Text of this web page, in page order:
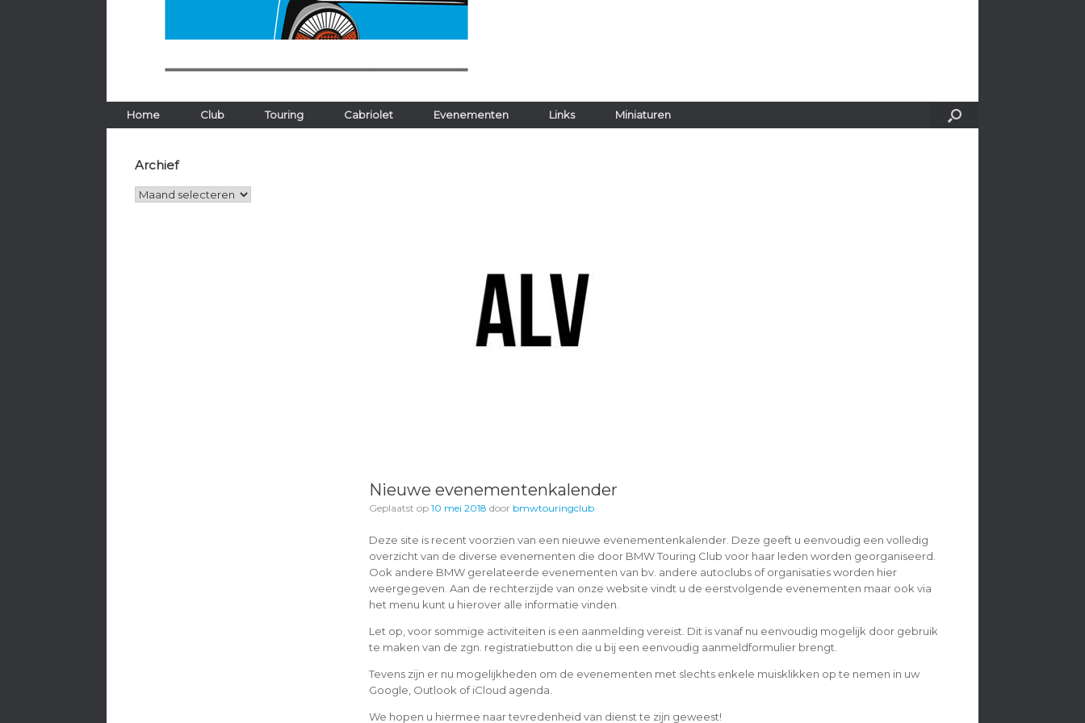
Home Club Touring Cabriolet Evenementen Links Miniaturen
Nieuwe evenementenkalender
Geplaatst op10 mei 2018 door bmwtouringclub
Deze site is recent voorzien van een nieuwe evenementenkalender. Deze geeft u eenvoudig een volledig
overzicht van de diverse evenementen die door BMW Touring Club voor haar leden worden georganiseerd.
Ook andere BMW gerelateerde evenementen van bv. andere autoclubs of organisaties worden hier
weergegeven. Aan de rechterzijde van onze website vindt u de eerstvolgende evenementen maar ook via
het menu kunt u hierover alle informatie vinden.
Let op, voor sommige activiteiten is een aanmelding vereist. Dit is vanaf nu eenvoudig mogelijk door gebruik
te maken van de zgn. registratiebutton die u bij een eenvoudig aanmeldformulier brengt.
Tevens zijn er nu mogelijkheden om de evenementen met slechts enkele muisklikken op te nemen in uw
Google, Outlook of iCloud agenda.
We hopen u hiermee naar tevredenheid van dienst te zijn geweest!
Archief
Archief